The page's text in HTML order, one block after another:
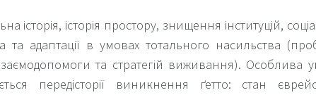
історія, історія простору, знищення інституцій,
та адаптації в умовах тотального насильства
взаємодопомоги та стратегій виживання). Особлива
передісторії виникнення ґетто: стан